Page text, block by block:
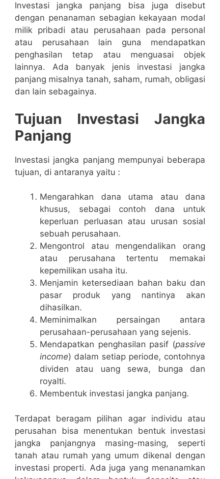
Investasi jangka panjang bisa juga disebut
dengan penanaman sebagian kekayaan modal
milik pribadi atau perusahaan pada personal
atau perusahaan lain guna mendapatkan
penghasilan tetap atau menguasai objek
lainnya. Ada banyak jenis investasi jangka
panjang misalnya tanah, saham, rumah, obligasi
dan lain sebagainya.
Tujuan Investasi Jangka
Panjang
Investasi jangka panjang mempunyai beberapa
tujuan, di antaranya yaitu :
Mengarahkan dana utama atau dana
khusus, sebagai contoh dana untuk
keperluan perluasan atau urusan sosial
sebuah perusahaan.
Mengontrol atau mengendalikan orang
atau perusahana tertentu memakai
kepemilikan usaha itu.
Menjamin ketersediaan bahan baku dan
pasar produk yang nantinya akan
dihasilkan.
Meminimalkan persaingan antara
perusahaan-perusahaan yang sejenis.
Mendapatkan penghasilan pasif (passive
income) dalam setiap periode, contohnya
dividen atau uang sewa, bunga dan
royalti.
Membentuk investasi jangka panjang.
Terdapat beragam pilihan agar individu atau
perusahan bisa menentukan bentuk investasi
jangka panjangnya masing-masing, seperti
tanah atau rumah yang umum dikenal dengan
investasi properti. Ada juga yang menanamkan